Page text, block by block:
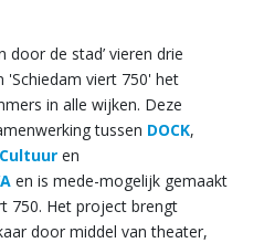
door de stad’ vieren drie
'Schiedam viert 750' het
in alle wijken. Deze
tussen DOCK,
en
en is mede-mogelijk gemaakt
750. Het project brengt
door middel van theater,